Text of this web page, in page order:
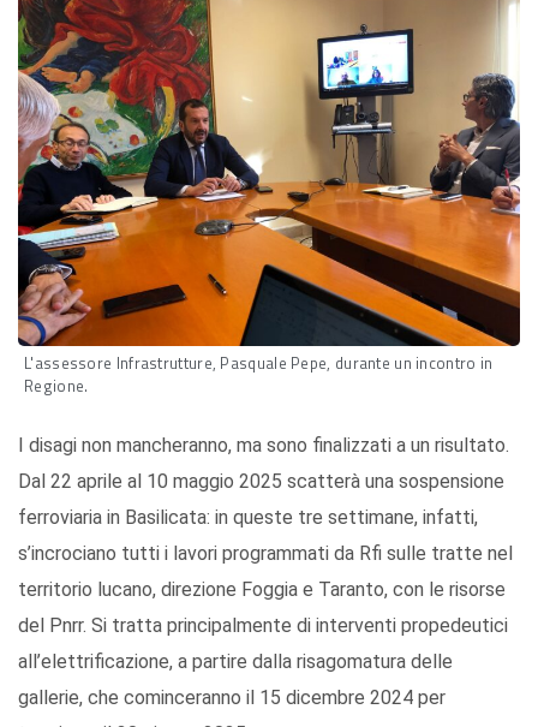
L'assessore Infrastrutture, Pasquale Pepe, durante un incontro in
Regione.
I disagi non mancheranno, ma sono finalizzati a un risultato.
Dal 22 aprile al 10 maggio 2025 scatterà una sospensione
ferroviaria in Basilicata: in queste tre settimane, infatti,
s’incrociano tutti i lavori programmati da Rfi sulle tratte nel
territorio lucano, direzione Foggia e Taranto, con le risorse
del Pnrr. Si tratta principalmente di interventi propedeutici
all’elettrificazione, a partire dalla risagomatura delle
gallerie, che cominceranno il 15 dicembre 2024 per